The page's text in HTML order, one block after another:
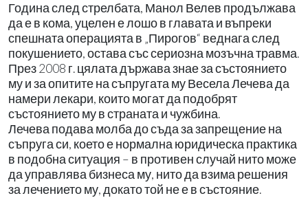
Година след стрелбата, Манол Велев продължава
да е в кома, уцелен е лошо в главата и въпреки
спешната операцията в „Пирогов“ веднага след
покушението, остава със сериозна мозъчна травма.
През 2008 г. цялата държава знае за състоянието
му и за опитите на съпругата му Весела Лечева да
намери лекари, които могат да подобрят
състоянието му в страната и чужбина.
Лечева подава молба до съда за запрещение на
съпруга си, което е нормална юридическа практика
в подобна ситуация – в противен случай нито може
да управлява бизнеса му, нито да взима решения
за лечението му, докато той не е в състояние.